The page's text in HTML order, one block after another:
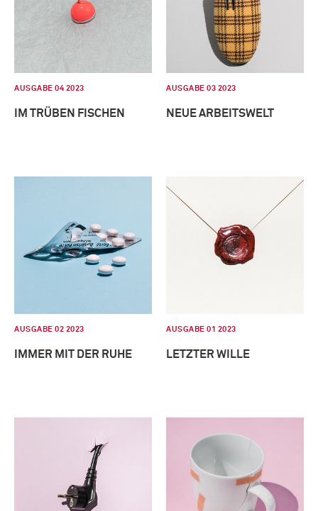
AUSGABE 04 2023
IM TRÜBEN FISCHEN
AUSGABE 03 2023
NEUE ARBEITSWELT
AUSGABE 02 2023
IMMER MIT DER RUHE
AUSGABE 01 2023
LETZTER WILLE